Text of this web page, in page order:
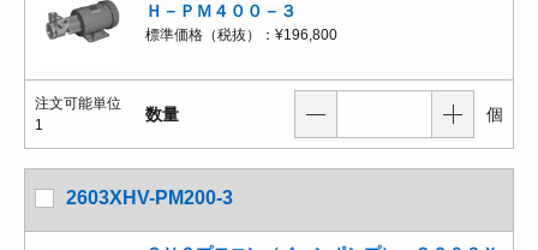
Ｈ－ＰＭ４００－３
標準価格（税抜）： ¥196,800
注文可能単位
1
数量 個
2603XHV-PM200-3